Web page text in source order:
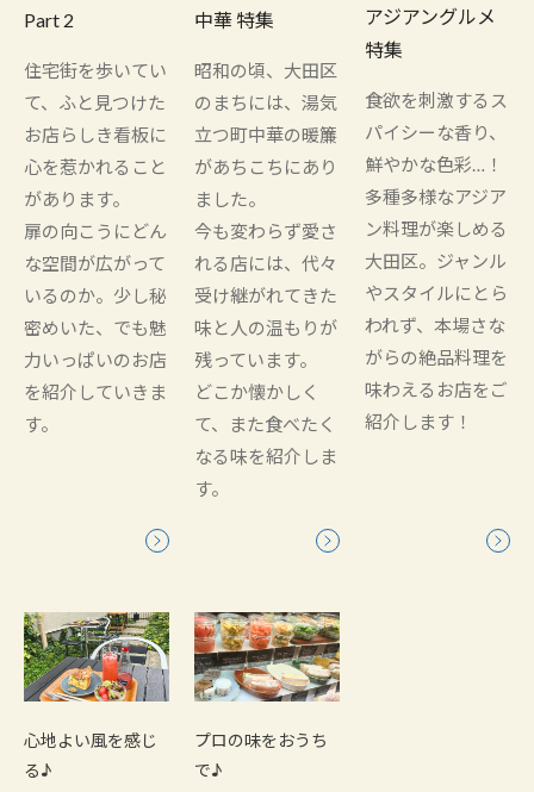
Part 2
住宅街を歩いてい
て、ふと見つけた
お店らしき看板に
心を惹かれること
があります。
扉の向こうにどん
な空間が広がって
いるのか。少し秘
密めいた、でも魅
力いっぱいのお店
を紹介していきま
す。
中華 特集
昭和の頃、大田区
のまちには、湯気
立つ町中華の暖簾
があちこちにあり
ました。
今も変わらず愛さ
れる店には、代々
受け継がれてきた
味と人の温もりが
残っています。
どこか懐かしく
て、また食べたく
なる味を紹介しま
す。
アジアングルメ
特集
食欲を刺激するス
パイシーな香り、
鮮やかな色彩…！
多種多様なアジア
ン料理が楽しめる
大田区。ジャンル
やスタイルにとら
われず、本場さな
がらの絶品料理を
味わえるお店をご
紹介します！
心地よい風を感じ
る♪
プロの味をおうち
で♪